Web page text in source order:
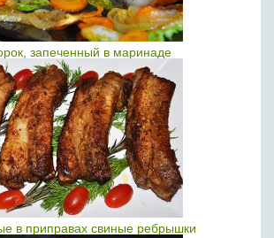
запеченный в маринаде
в приправах свиные ребрышки